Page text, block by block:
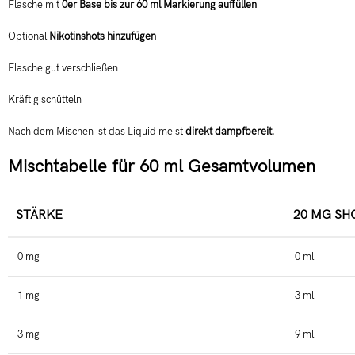
Flasche mit0er Base bis zur 60 ml Markierung auffüllen
OptionalNikotinshots hinzufügen
Flasche gut verschließen
Kräftig schütteln
Nach dem Mischen ist das Liquid meistdirekt dampfbereit.
Mischtabelle für 60 ml Gesamtvolumen
STÄRKE 20 MG
0 mg 0 ml
1 mg 3 ml
3 mg 9 ml